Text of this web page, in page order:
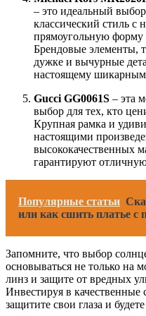
– это идеальный
классический стиль
прямоугольную форму
Брендовые элементы,
дужке и вычурные
настоящему
Gucci GG0061S – эта
выбор для тех, кто
Крупная рамка и
настоящими
высококачественных
гарантируют
Популярные статьи
или как сшить платье с
Запомните, что выбор
основываться не только на
линз и защите от вредных
Инвестируя в
защитите свои глаза и